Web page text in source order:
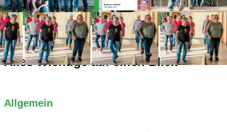
Alles Wichtige auf einen Blick
Allgemein